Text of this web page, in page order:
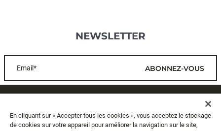
NEWSLETTER
Email* ABONNEZ-VOUS
En cliquant sur « Accepter tous les cookies », vous acceptez le stockage
de cookies sur votre appareil pour améliorer la navigation sur le site,